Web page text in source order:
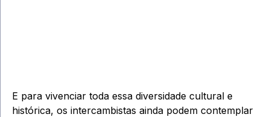
E para vivenciar toda essa diversidade cultural e
histórica, os intercambistas ainda podem contemplar